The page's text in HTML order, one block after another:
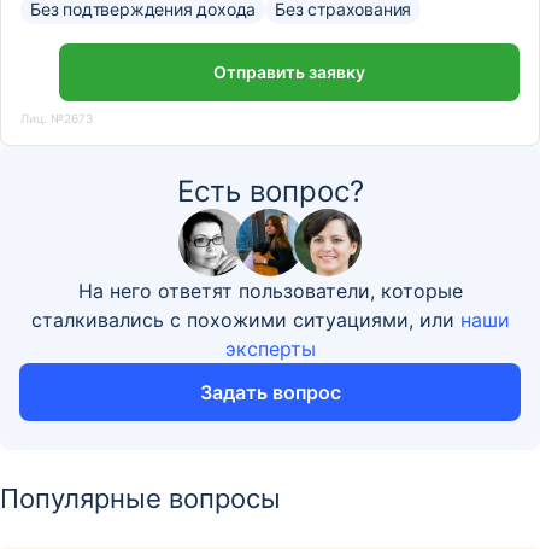
Без подтверждения дохода Без страхования
Отправить заявку
Лиц. №2673
Есть вопрос?
На него ответят пользователи, которые
сталкивались с похожими ситуациями, или наши
эксперты
Задать вопрос
Популярные вопросы